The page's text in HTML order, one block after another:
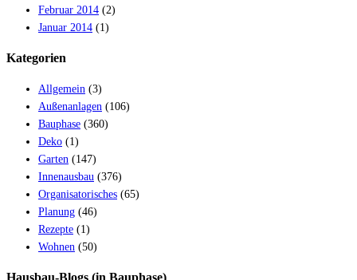
Februar 2014 (2)
Januar 2014 (1)
Kategorien
Allgemein (3)
Außenanlagen (106)
Bauphase (360)
Deko (1)
Garten (147)
Innenausbau (376)
Organisatorisches (65)
Planung (46)
Rezepte (1)
Wohnen (50)